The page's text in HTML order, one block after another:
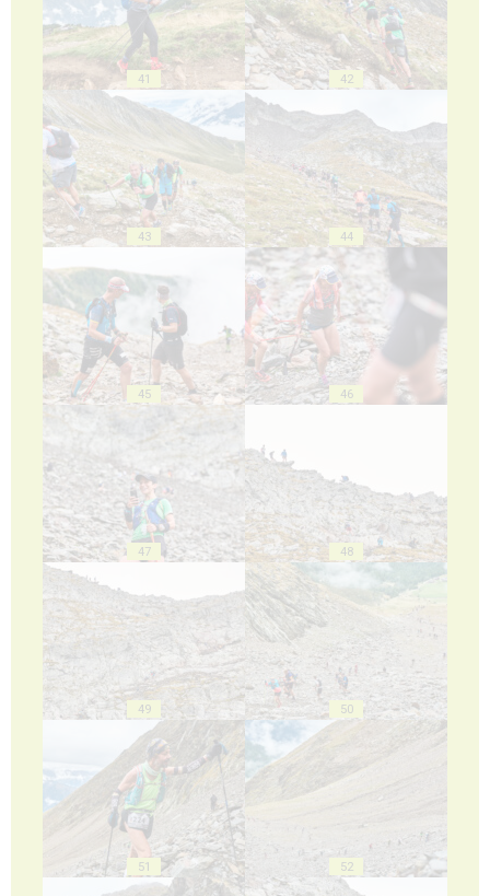
41 42
43 44
45 46
47 48
49 50
51 52